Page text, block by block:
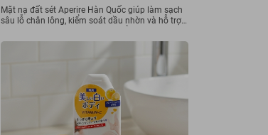
Mặt nạ đất sét Aperire Hàn Quốc giúp làm sạch
sâu lỗ chân lông, kiểm soát dầu nhờn và hỗ trợ
cách sử dụng